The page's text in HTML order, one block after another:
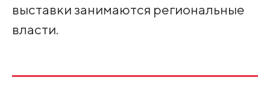
выставки занимаются региональные
власти.